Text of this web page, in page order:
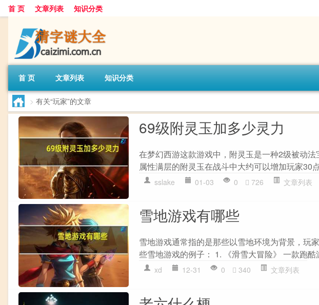
首 页 文章列表 知识分类
首 页 文章列表 知识分类
> 有关“玩家”的文章
69级附灵玉加多少灵力
在梦幻西游这款游戏中，附灵玉是一种2级被动
属性满层的附灵玉在战斗中大约可以增加玩家30
sslake 01-03 0 726 文章列表
雪地游戏有哪些
雪地游戏通常指的是那些以雪地环境为背景，玩
些雪地游戏的例子： 1. 《滑雪大冒险》 一款跑酷
xd 12-31 0 340 文章列表